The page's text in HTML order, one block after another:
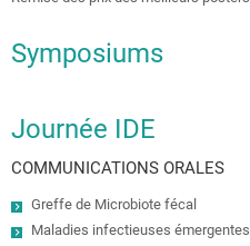
Symposiums
Journée IDE
COMMUNICATIONS ORALES
Greffe de Microbiote fécal
Maladies infectieuses émergentes